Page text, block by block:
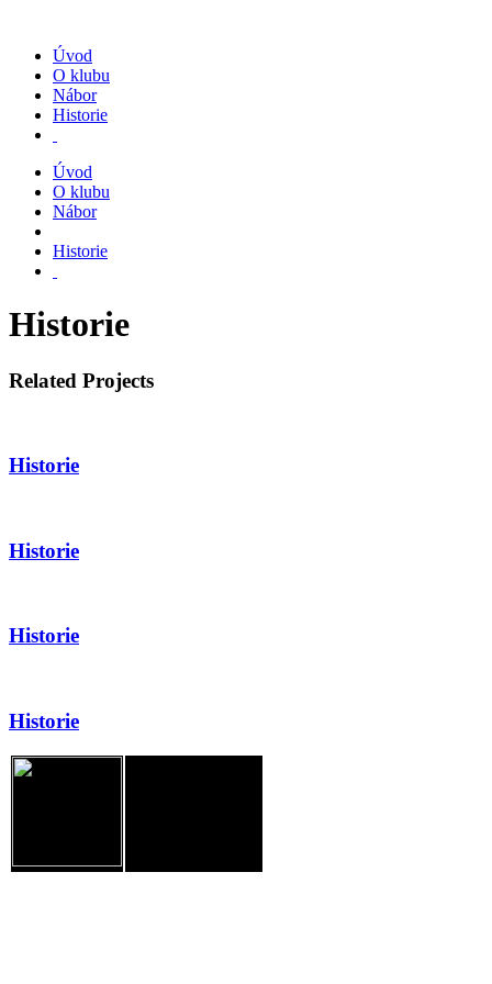
Úvod
O klubu
Nábor
Historie
Úvod
O klubu
Nábor
Historie
Historie
Related Projects
Historie
Historie
Historie
Historie